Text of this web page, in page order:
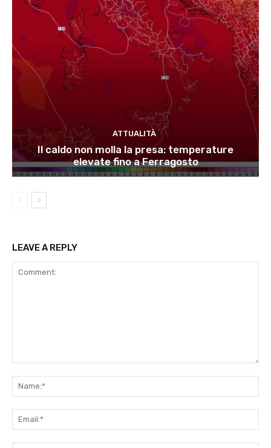
ATTUALITÀ
Il caldo non molla la presa: temperature
elevate fino a Ferragosto
LEAVE A REPLY